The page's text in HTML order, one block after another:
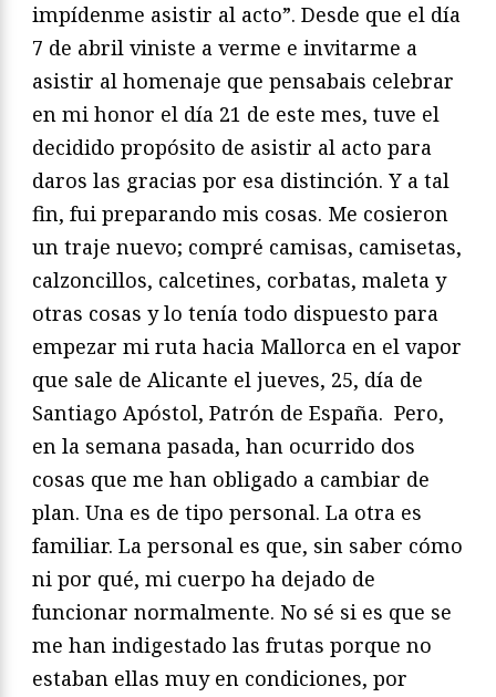
impídenme asistir al acto”. Desde que el día
7 de abril viniste a verme e invitarme a
asistir al homenaje que pensabais celebrar
en mi honor el día 21 de este mes, tuve el
decidido propósito de asistir al acto para
daros las gracias por esa distinción. Y a tal
fin, fui preparando mis cosas. Me cosieron
un traje nuevo; compré camisas, camisetas,
calzoncillos, calcetines, corbatas, maleta y
otras cosas y lo tenía todo dispuesto para
empezar mi ruta hacia Mallorca en el vapor
que sale de Alicante el jueves, 25, día de
Santiago Apóstol, Patrón de España. Pero,
en la semana pasada, han ocurrido dos
cosas que me han obligado a cambiar de
plan. Una es de tipo personal. La otra es
familiar. La personal es que, sin saber cómo
ni por qué, mi cuerpo ha dejado de
funcionar normalmente. No sé si es que se
me han indigestado las frutas porque no
estaban ellas muy en condiciones, por